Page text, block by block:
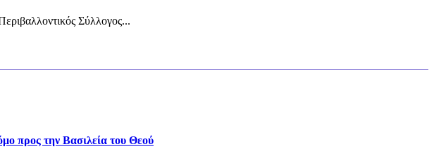
Σύλλογος...
προς την Βασιλεία του Θεού